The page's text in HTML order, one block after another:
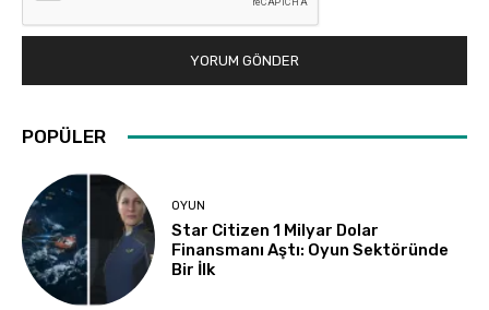
POPÜLER
OYUN
Star Citizen 1 Milyar Dolar
Finansmanı Aştı: Oyun Sektöründe
Bir İlk